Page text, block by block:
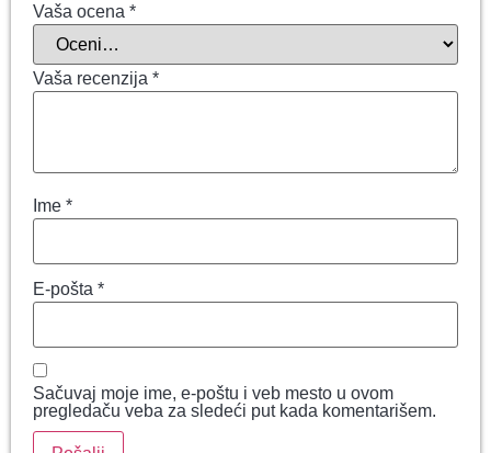
Vaša ocena *
Vaša recenzija *
Ime *
E-pošta *
Sačuvaj moje ime, e-poštu i veb mesto u ovom
pregledaču veba za sledeći put kada komentarišem.